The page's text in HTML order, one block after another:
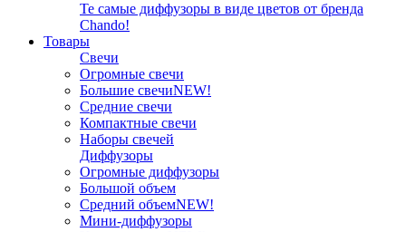
Те самые диффузоры в виде цветов от бренда
Chando!
Товары
Свечи
Огромные свечи
Большие свечиNEW!
Средние свечи
Компактные свечи
Наборы свечей
Диффузоры
Огромные диффузоры
Большой объем
Средний объемNEW!
Мини-диффузоры